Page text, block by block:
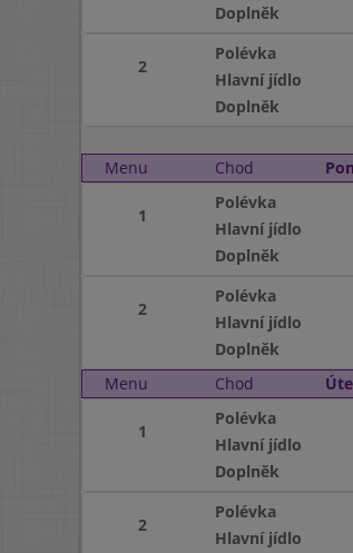
Doplněk
2
Polévka
Hlavní jídlo
Doplněk
Menu
Chod
1
Polévka
Hlavní jídlo
Doplněk
2
Polévka
Hlavní jídlo
Doplněk
Menu
Chod
1
Polévka
Hlavní jídlo
Doplněk
2
Polévka
Hlavní jídlo